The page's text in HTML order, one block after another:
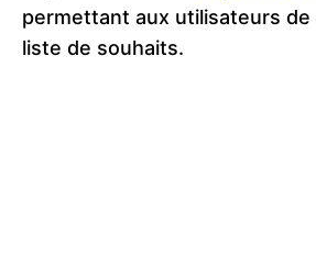
permettant aux utilisateurs de
liste de souhaits.